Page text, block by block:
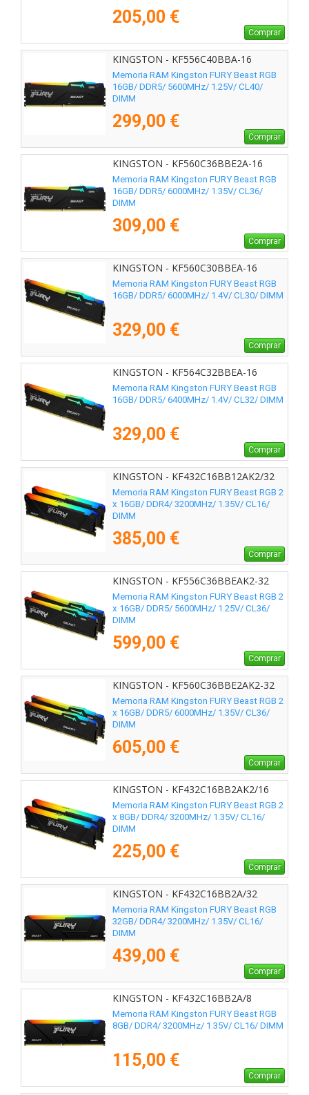
205,00 €
Comprar
KINGSTON - KF556C40BBA-16
Memoria RAM Kingston FURY Beast RGB
16GB/ DDR5/ 5600MHz/ 1.25V/ CL40/
DIMM
299,00 €
Comprar
KINGSTON - KF560C36BBE2A-16
Memoria RAM Kingston FURY Beast RGB
16GB/ DDR5/ 6000MHz/ 1.35V/ CL36/
DIMM
309,00 €
Comprar
KINGSTON - KF560C30BBEA-16
Memoria RAM Kingston FURY Beast RGB
16GB/ DDR5/ 6000MHz/ 1.4V/ CL30/ DIMM
329,00 €
Comprar
KINGSTON - KF564C32BBEA-16
Memoria RAM Kingston FURY Beast RGB
16GB/ DDR5/ 6400MHz/ 1.4V/ CL32/ DIMM
329,00 €
Comprar
KINGSTON - KF432C16BB12AK2/32
Memoria RAM Kingston FURY Beast RGB 2
x 16GB/ DDR4/ 3200MHz/ 1.35V/ CL16/
DIMM
385,00 €
Comprar
KINGSTON - KF556C36BBEAK2-32
Memoria RAM Kingston FURY Beast RGB 2
x 16GB/ DDR5/ 5600MHz/ 1.25V/ CL36/
DIMM
599,00 €
Comprar
KINGSTON - KF560C36BBE2AK2-32
Memoria RAM Kingston FURY Beast RGB 2
x 16GB/ DDR5/ 6000MHz/ 1.35V/ CL36/
DIMM
605,00 €
Comprar
KINGSTON - KF432C16BB2AK2/16
Memoria RAM Kingston FURY Beast RGB 2
x 8GB/ DDR4/ 3200MHz/ 1.35V/ CL16/
DIMM
225,00 €
Comprar
KINGSTON - KF432C16BB2A/32
Memoria RAM Kingston FURY Beast RGB
32GB/ DDR4/ 3200MHz/ 1.35V/ CL16/
DIMM
439,00 €
Comprar
KINGSTON - KF432C16BB2A/8
Memoria RAM Kingston FURY Beast RGB
8GB/ DDR4/ 3200MHz/ 1.35V/ CL16/ DIMM
115,00 €
Comprar